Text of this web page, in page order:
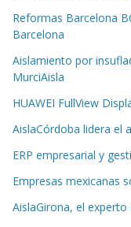
Reformas Barcelona
Barcelona
Aislamiento por
MurciAisla
HUAWEI FullView
AislaCórdoba lidera el
ERP empresarial y
Empresas mexicanas
AislaGirona, el